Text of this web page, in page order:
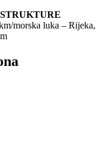
morska luka – Rijeka,